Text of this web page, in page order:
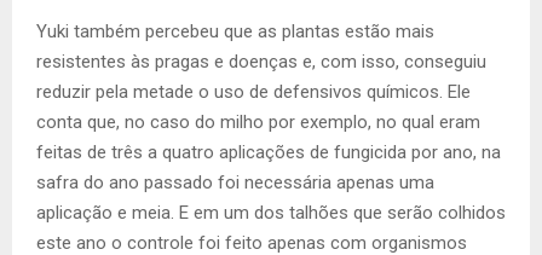
Yuki também percebeu que as plantas estão mais
resistentes às pragas e doenças e, com isso, conseguiu
reduzir pela metade o uso de defensivos químicos. Ele
conta que, no caso do milho por exemplo, no qual eram
feitas de três a quatro aplicações de fungicida por ano, na
safra do ano passado foi necessária apenas uma
aplicação e meia. E em um dos talhões que serão colhidos
este ano o controle foi feito apenas com organismos